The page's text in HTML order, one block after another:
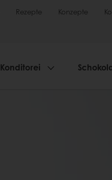
Rezepte Konzepte
Konditorei